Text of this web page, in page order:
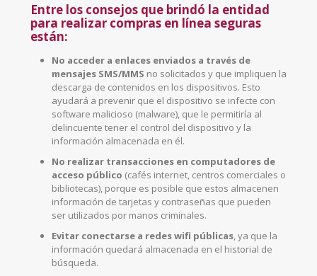
Entre los consejos que brindó la entidad
para realizar compras en línea seguras
están:
No acceder a enlaces enviados a través de
mensajes SMS/MMS no solicitados y que impliquen la
descarga de contenidos en los dispositivos. Esto
ayudará a prevenir que el dispositivo se infecte con
software malicioso (malware), que le permitiría al
delincuente tener el control del dispositivo y la
información almacenada en él.
No realizar transacciones en computadores de
acceso público (cafés internet, centros comerciales o
bibliotecas), porque es posible que estos almacenen
información de tarjetas y contraseñas que pueden
ser utilizados por manos criminales.
Evitar conectarse a redes wifi públicas, ya que la
información quedará almacenada en el historial de
búsqueda.